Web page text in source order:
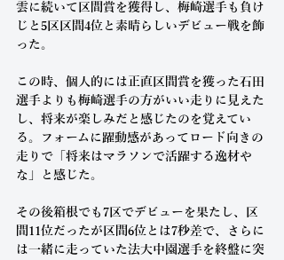
雲に続いて区間賞を獲得し、梅崎選手も負け
じと5区区間4位と素晴らしいデビュー戦を飾
った。
この時、個人的には正直区間賞を獲った石田
選手よりも梅崎選手の方がいい走りに見えた
し、将来が楽しみだと感じたのを覚えてい
る。フォームに躍動感があってロード向きの
走りで「将来はマラソンで活躍する逸材や
な」と感じた。
その後箱根でも7区でデビューを果たし、区
間11位だったが区間6位とは7秒差で、さらに
は一緒に走っていた法大中園選手を終盤に突